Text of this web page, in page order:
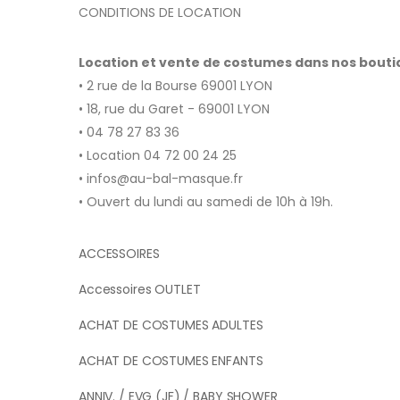
CONDITIONS DE LOCATION
Location et vente de costumes dans nos
• 2 rue de la Bourse 69001 LYON
• 18, rue du Garet - 69001 LYON
• 04 78 27 83 36
• Location 04 72 00 24 25
• infos@au-bal-masque.fr
• Ouvert du lundi au samedi de 10h à 19h.
ACCESSOIRES
Accessoires OUTLET
ACHAT DE COSTUMES ADULTES
ACHAT DE COSTUMES ENFANTS